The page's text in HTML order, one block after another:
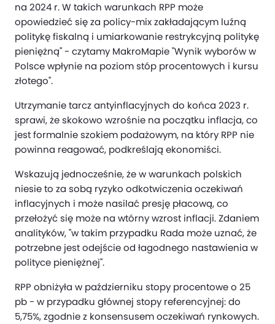
na 2024 r. W takich warunkach RPP może
opowiedzieć się za policy-mix zakładającym luźną
politykę fiskalną i umiarkowanie restrykcyjną politykę
pieniężną" - czytamy MakroMapie "Wynik wyborów w
Polsce wpłynie na poziom stóp procentowych i kursu
złotego".
Utrzymanie tarcz antyinflacyjnych do końca 2023 r.
sprawi, że skokowo wzrośnie na początku inflacja, co
jest formalnie szokiem podażowym, na który RPP nie
powinna reagować, podkreślają ekonomiści.
Wskazują jednocześnie, że w warunkach polskich
niesie to za sobą ryzyko odkotwiczenia oczekiwań
inflacyjnych i może nasilać presję płacową, co
przełożyć się może na wtórny wzrost inflacji. Zdaniem
analityków, "w takim przypadku Rada może uznać, że
potrzebne jest odejście od łagodnego nastawienia w
polityce pieniężnej".
RPP obniżyła w październiku stopy procentowe o 25
pb - w przypadku głównej stopy referencyjnej: do
5,75%, zgodnie z konsensusem oczekiwań rynkowych.